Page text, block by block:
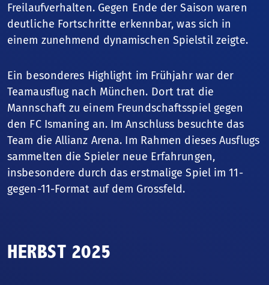
Freilaufverhalten. Gegen Ende der Saison waren
deutliche Fortschritte erkennbar, was sich in
einem zunehmend dynamischen Spielstil zeigte.
Ein besonderes Highlight im Frühjahr war der
Teamausflug nach München. Dort trat die
Mannschaft zu einem Freundschaftsspiel gegen
den FC Ismaning an. Im Anschluss besuchte das
Team die Allianz Arena. Im Rahmen dieses Ausflugs
sammelten die Spieler neue Erfahrungen,
insbesondere durch das erstmalige Spiel im 11-
gegen-11-Format auf dem Grossfeld.
HERBST 2025